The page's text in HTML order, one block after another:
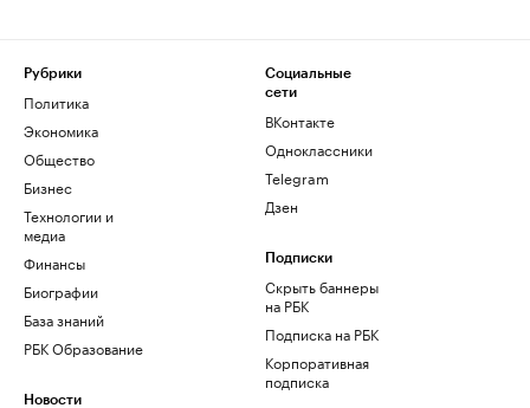
Рубрики
Политика
Экономика
Общество
Бизнес
Технологии и
медиа
Финансы
Биографии
База знаний
РБК Образование
Новости
Социальные
сети
ВКонтакте
Одноклассники
Telegram
Дзен
Подписки
Скрыть баннеры
на РБК
Подписка на РБК
Корпоративная
подписка